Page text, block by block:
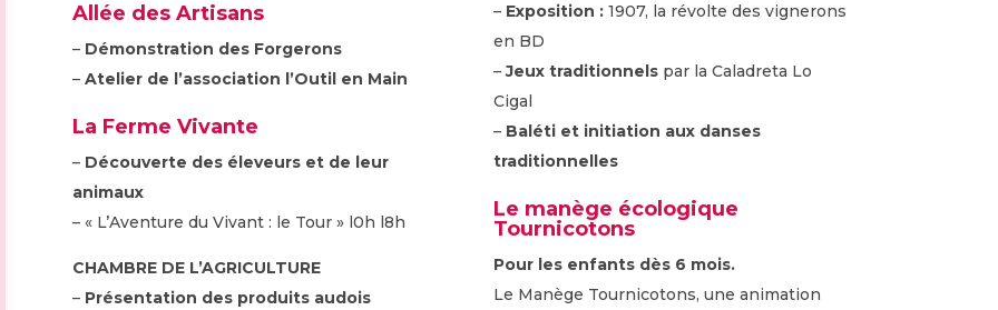
Allée des Artisans
– Démonstration des Forgerons
– Atelier de l’association l’Outil en Main
La Ferme Vivante
– Découverte des éleveurs et de leur
animaux
– « L’Aventure du Vivant : le Tour » l0h l8h
CHAMBRE DE L’AGRICULTURE
– Présentation des produits audois
– Exposition :1907, la révolte des vignerons
en BD
–Jeux traditionnels par la Caladreta Lo
Cigal
– Baléti et initiation aux danses
traditionnelles
Le manège écologique
Tournicotons
Pour les enfants dès 6 mois.
Le Manège Tournicotons, une animation